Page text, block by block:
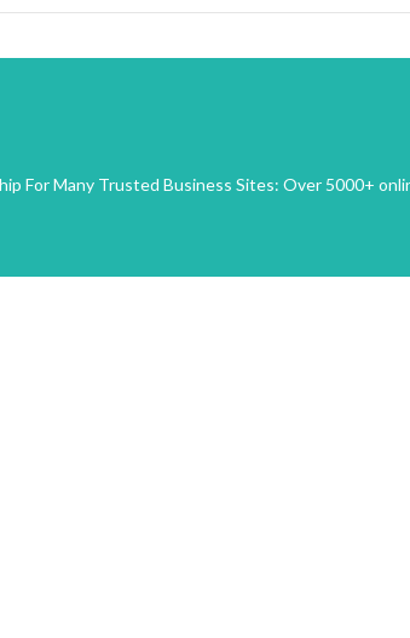
For Many Trusted Business Sites: Over 5000+